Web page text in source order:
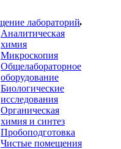
лабораторий
Аналитическая
химия
Микроскопия
Общелабораторное
оборудование
Биологические
исследования
Органическая
химия и синтез
Пробоподготовка
Чистые помещения